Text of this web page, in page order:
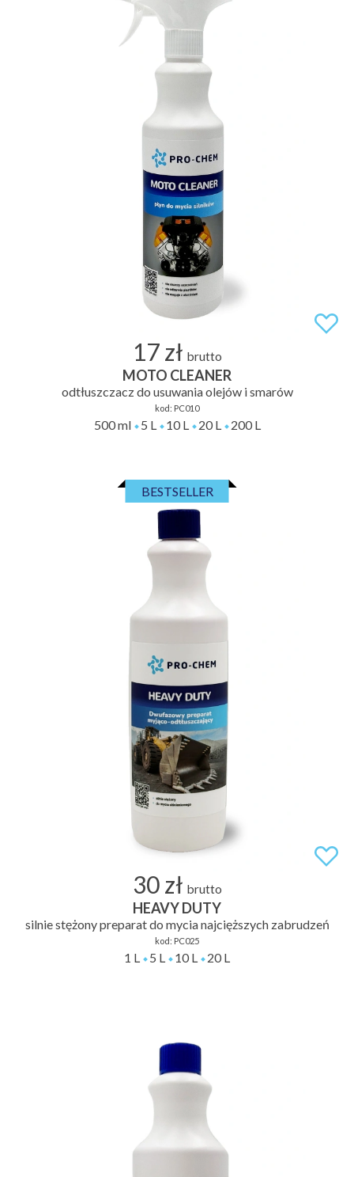
17 zł brutto
MOTO CLEANER
odtłuszczacz do usuwania olejów i smarów
kod: PC010
500 ml 5 L 10 L 20 L 200 L
BESTSELLER
30 zł brutto
HEAVY DUTY
silnie stężony preparat do mycia najcięższych zabrudzeń
kod: PC025
1 L 5 L 10 L 20 L